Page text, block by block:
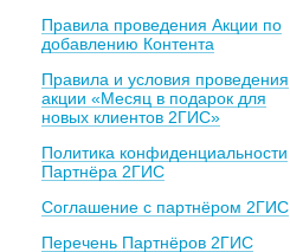
Правила проведения Акции по
добавлению Контента
Правила и условия проведения
акции «Месяц в подарок для
новых клиентов 2ГИС»
Политика конфиденциальности
Партнёра 2ГИС
Соглашение с партнёром 2ГИС
Перечень Партнёров 2ГИС